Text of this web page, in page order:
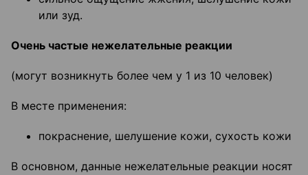
или зуд.
Очень частые нежелательные реакции
(могут возникнуть более чем у 1 из 10 человек)
В месте применения:
покраснение, шелушение кожи, сухость кожи
В основном, данные нежелательные реакции носят